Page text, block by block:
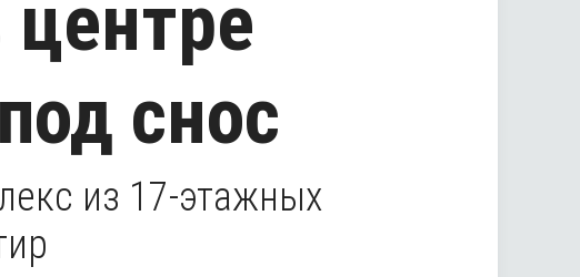
снос
из 17-этажных